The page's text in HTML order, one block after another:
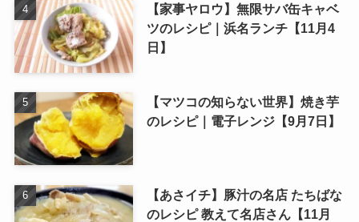
【家事ヤロウ】無限サバ缶キャベ
ツのレシピ｜浜名ランチ【11月4
日】
【マツコの知らない世界】焼き芋
のレシピ｜電子レンジ【9月7日】
【あさイチ】豚汁の名店 たちばな
のレシピ 教えて名店さん【11月